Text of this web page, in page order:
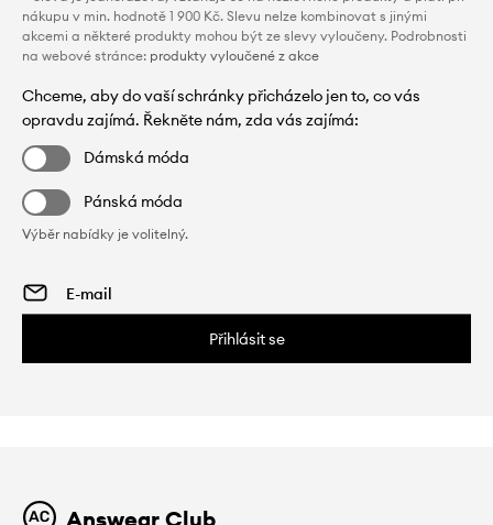
nákupu v min. hodnotě 1 900 Kč. Slevu nelze kombinovat s jinými
akcemi a některé produkty mohou být ze slevy vyloučeny. Podrobnosti
na webové stránce: produkty vyloučené z akce
Chceme, aby do vaší schránky přicházelo jen to, co vás
opravdu zajímá. Řekněte nám, zda vás zajímá:
Dámská móda
Pánská móda
Výběr nabídky je volitelný.
Přihlásit se
Answear Club